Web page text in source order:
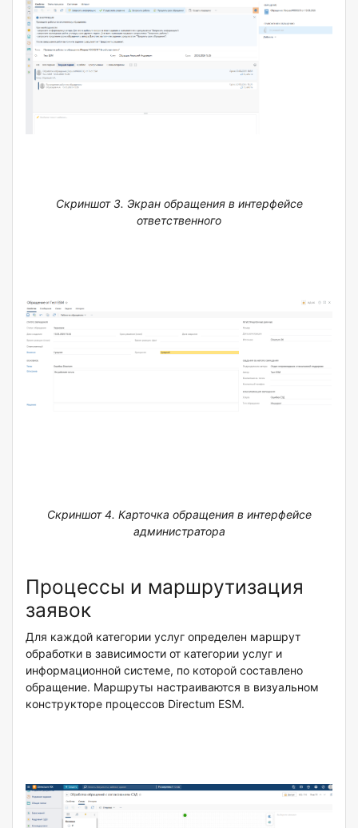
Скриншот 3. Экран обращения в интерфейсе
ответственного
Скриншот 4. Карточка обращения в интерфейсе
администратора
Процессы и маршрутизация
заявок
Для каждой категории услуг определен маршрут
обработки в зависимости от категории услуг и
информационной системе, по которой составлено
обращение. Маршруты настраиваются в визуальном
конструкторе процессов Directum ESM.